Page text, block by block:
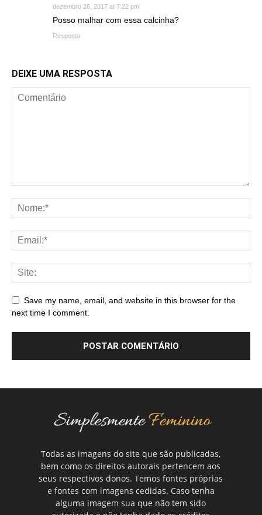
dezembro 26, 2017 at 7:22 pm
Posso malhar com essa calcinha?
Resposta
DEIXE UMA RESPOSTA
Save my name, email, and website in this browser for the
next time I comment.
Todas as imagens do site que são publicadas,
bem como os direitos autorais pertencem aos
seus respectivos donos. Temos fontes próprias
e fontes com imagens cedidas. Caso tenha
alguma imagem sua que não tem sido